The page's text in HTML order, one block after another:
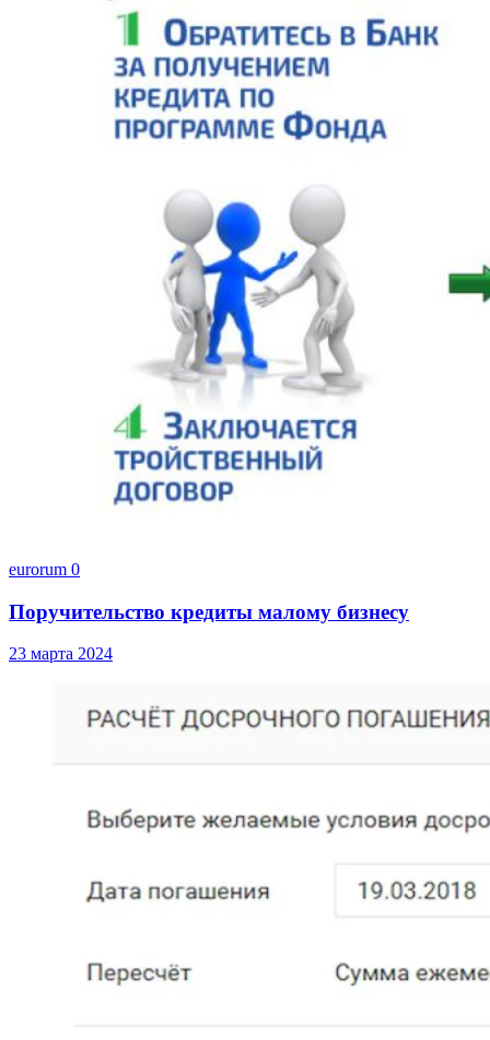
eurorum 0
Поручительство кредиты малому бизнесу
23 марта 2024